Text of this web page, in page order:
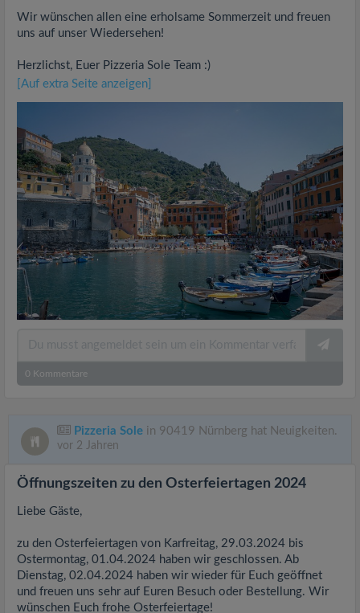
Wir wünschen allen eine erholsame Sommerzeit und freuen
uns auf unser Wiedersehen!
Herzlichst, Euer Pizzeria Sole Team :)
[Auf extra Seite anzeigen]
0 Kommentare
Pizzeria Sole in 90419 Nürnberg hat Neuigkeiten.
vor 2 Jahren
Öffnungszeiten zu den Osterfeiertagen 2024
Liebe Gäste,
zu den Osterfeiertagen von Karfreitag, 29.03.2024 bis
Ostermontag, 01.04.2024 haben wir geschlossen. Ab
Dienstag, 02.04.2024 haben wir wieder für Euch geöffnet
und freuen uns sehr auf Euren Besuch oder Bestellung. Wir
wünschen Euch frohe Osterfeiertage!